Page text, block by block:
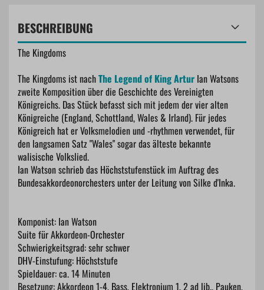
BESCHREIBUNG
The Kingdoms
The Kingdoms ist nachThe Legend of King Artur Ian Watsons
zweite Komposition über die Geschichte des Vereinigten
Königreichs. Das Stück befasst sich mit jedem der vier alten
Königreiche (England, Schottland, Wales & Irland). Für jedes
Königreich hat er Volksmelodien und -rhythmen verwendet, für
den langsamen Satz "Wales" sogar das älteste bekannte
walisische Volkslied.
Ian Watson schrieb das Höchststufenstück im Auftrag des
Bundesakkordeonorchesters unter der Leitung von Silke d'Inka.
Komponist: Ian Watson
Suite für Akkordeon-Orchester
Schwierigkeitsgrad: sehr schwer
DHV-Einstufung: Höchststufe
Spieldauer: ca. 14 Minuten
Besetzung: Akkordeon 1-4, Bass, Elektronium 1, 2 ad lib., Pauken,